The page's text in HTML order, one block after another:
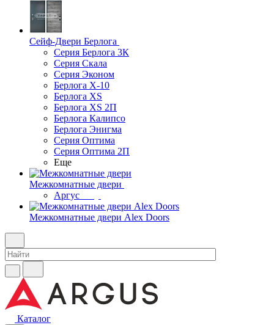
Сейф-Двери Берлога
Серия Берлога 3К
Серия Скала
Серия Эконом
Берлога X-10
Берлога XS
Берлога XS 2П
Берлога Калипсо
Берлога Энигма
Серия Оптима
Серия Оптима 2П
Еще
Межкомнатные двери
Аргус
Межкомнатные двери Alex Doors
Каталог